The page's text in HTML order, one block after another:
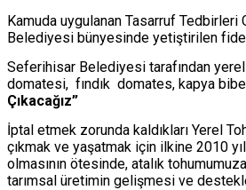
Kamuda uygulanan Tasarruf Tedbirleri
Belediyesi bünyesinde yetiştirilen
Seferihisar Belediyesi tarafından
domatesi, fındık domates, kapya
Çıkacağız”
İptal etmek zorunda kaldıkları Yerel
çıkmak ve yaşatmak için ilkine 2010
olmasının ötesinde, atalık
tarımsal üretimin gelişmesi ve